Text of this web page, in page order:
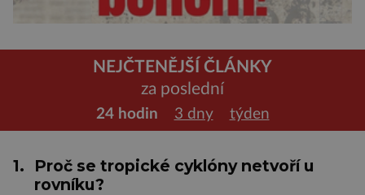
NEJČTENĚJŠÍ ČLÁNKY
za poslední
24 hodin 3 dny týden
1.
Proč se tropické cyklóny netvoří u
rovníku?